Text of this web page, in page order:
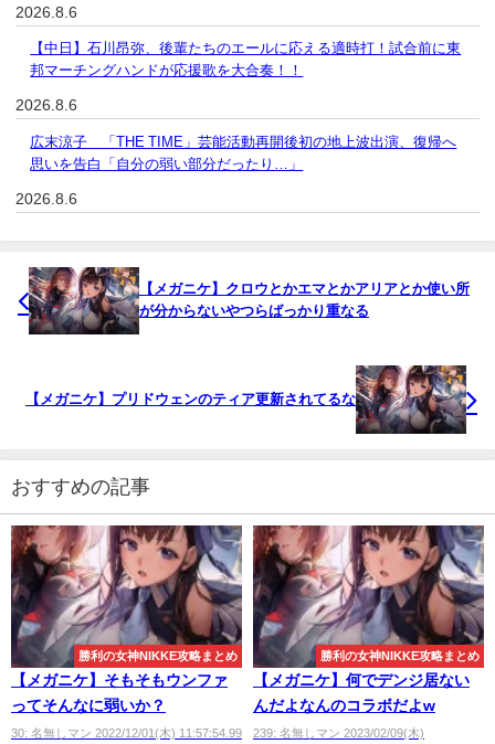
2026.8.6
【中日】石川昂弥、後輩たちのエールに応える適時打！試合前に東
邦マーチングハンドが応援歌を大合奏！！
2026.8.6
広末涼子 「THE TIME」芸能活動再開後初の地上波出演、復帰へ
思いを告白「自分の弱い部分だったり…」
2026.8.6
【メガニケ】クロウとかエマとかアリアとか使い所
が分からないやつらばっかり重なる
【メガニケ】プリドウェンのティア更新されてるな
おすすめの記事
勝利の女神NIKKE攻略まとめ
【メガニケ】そもそもウンファ
ってそんなに弱いか？
30: 名無しマン 2022/12/01(木) 11:57:54.99
勝利の女神NIKKE攻略まとめ
【メガニケ】何でデンジ居ない
んだよなんのコラボだよw
239: 名無しマン 2023/02/09(木)